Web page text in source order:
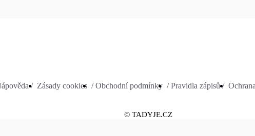
/ Zásady cookies / Obchodní podmínky / Pravidla zápisů /
© TADYJE.CZ